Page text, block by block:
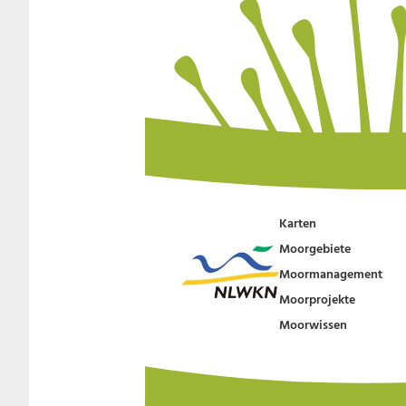
Karten
Moorgebiete
Moormanagement
Moorprojekte
Moorwissen